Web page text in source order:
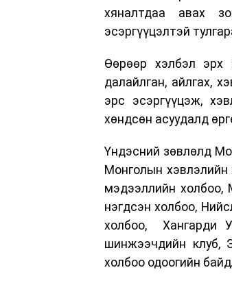
хяналтдаа авах
эсэргүүцэлтэй
Өөрөөр хэлбэл эрх
далайлган, айлгах,
эрс эсэргүүцэж,
хөндсөн асуудалд
Үндэсний зөвлөлд
Монголын хэвлэлийн
мэдээллийн холбоо,
нэгдсэн холбоо,
холбоо, Хангарди
шинжээчдийн клуб,
холбоо одоогийн